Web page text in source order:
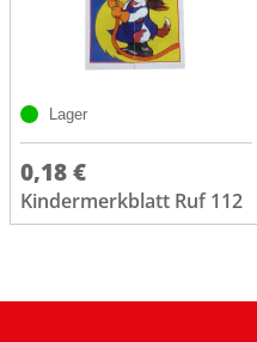
Lager
0,18 €
Kindermerkblatt Ruf 112